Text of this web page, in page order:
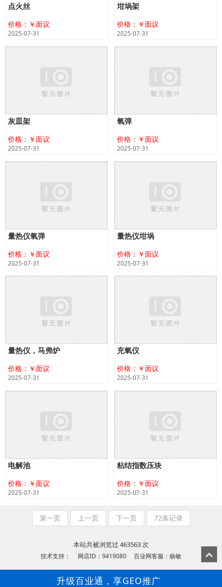
点火丝
价格：￥面议
2025-07-31
坩埚架
价格：￥面议
2025-07-31
灰皿架
价格：￥面议
2025-07-31
氧弹
价格：￥面议
2025-07-31
量热仪氧弹
价格：￥面议
2025-07-31
量热仪坩埚
价格：￥面议
2025-07-31
量热仪，马弗炉
价格：￥面议
2025-07-31
充氧仪
价格：￥面议
2025-07-31
电解池
价格：￥面议
2025-07-31
粘结指数压块
价格：￥面议
2025-07-31
第一页 上一页 下一页 72条记录
本站共被浏览过 463563 次
技术支持： 网店ID：9419080 百业网客服：杨敏
升级百业通，享GEO推广